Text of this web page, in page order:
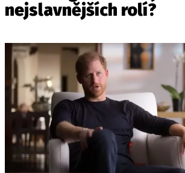
nejslavnějších rolí?